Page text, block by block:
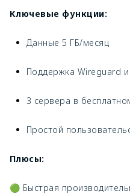
Ключевые функции:
Данные 5 ГБ/месяц
Поддержка Wireguard
3 сервера в
Простой
Плюсы:
🟢 Быстрая